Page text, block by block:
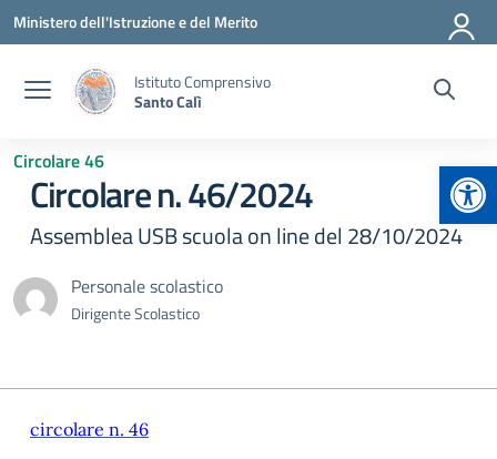
Vai ai contenuti
Vai al menu di navigazione
Vai al footer
Ministero dell'Istruzione e del Merito
Istituto Comprensivo
Santo Calì
Circolare 46
Circolare n. 46/2024
Assemblea USB scuola on line del 28/10/2024
Personale scolastico
Dirigente Scolastico
circolare n. 46